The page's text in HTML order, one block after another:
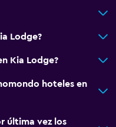
Lodge?
Kia Lodge?
hoteles en
última vez los